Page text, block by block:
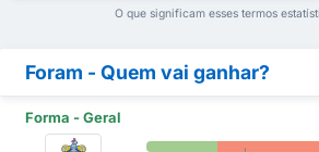
O que significam esses termos
Foram - Quem vai ganhar?
Forma - Geral